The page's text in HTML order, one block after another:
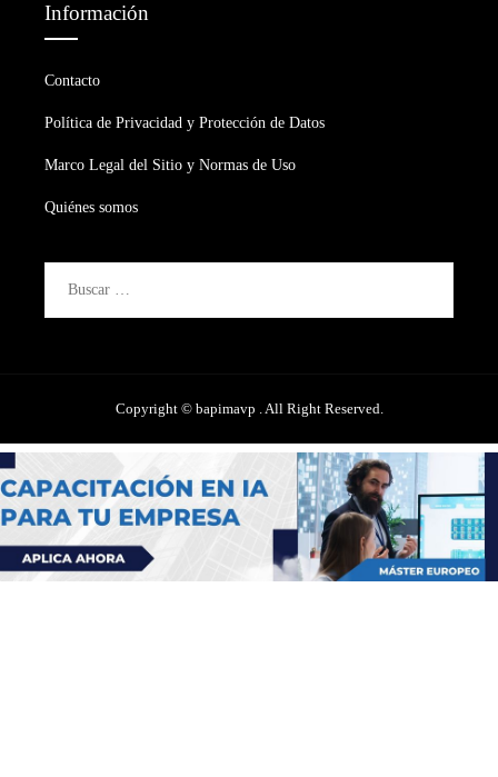
Información
Contacto
Política de Privacidad y Protección de Datos
Marco Legal del Sitio y Normas de Uso
Quiénes somos
Copyright © bapimavp . All Right Reserved.